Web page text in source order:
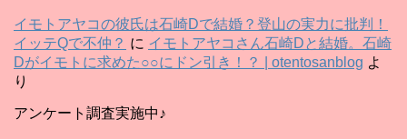
ブ
イモトアヤコの彼氏は石崎Dで結婚？登山の実力に批判！
イッテQで不仲？ に イモトアヤコさん石崎Dと結婚。石崎
Dがイモトに求めた○○にドン引き！？ | otentosanblog よ
り
アンケート調査実施中♪